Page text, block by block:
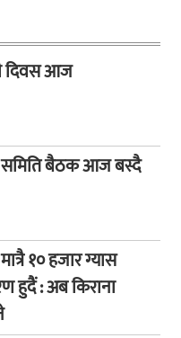
दिवस आज
समिति बैठक आज बस्दै
१० हजार ग्यास
हुदैं : अब किराना